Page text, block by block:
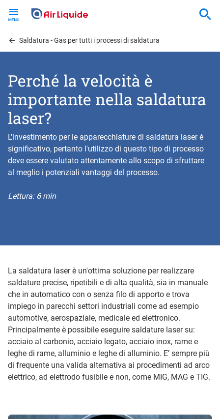
contentSaldatura - Gas per tutti i processi di saldatura
Perché la velocità è
importante nella saldatura
laser?
L'investimento per le apparecchiature di saldatura laser è
significativo, pertanto l'utilizzo di questo tipo di processo
deve essere valutato attentamente allo scopo di sfruttare
al meglio i potenziali vantaggi del processo.
Lettura: 6 min
La saldatura laser è un'ottima soluzione per realizzare
saldature precise, ripetibili e di alta qualità, sia in manuale
che in automatico con o senza filo di apporto e trova
impiego in parecchi settori industriali come ad esempio
automotive, aerospaziale, medicale ed elettronico.
Principalmente è possibile eseguire saldature laser su:
acciaio al carbonio, acciaio legato, acciaio inox, rame e
leghe di rame, alluminio e leghe di alluminio. E’ sempre più
di frequente una valida alternativa ai procedimenti ad arco
elettrico, ad elettrodo fusibile e non, come MIG, MAG e TIG.